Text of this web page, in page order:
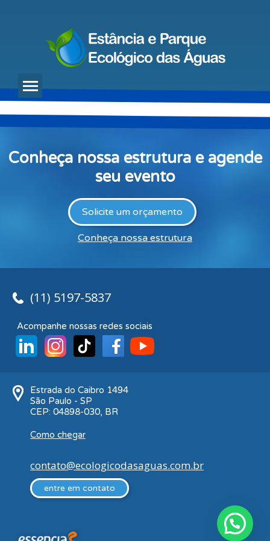
Conheça nossa estrutura e agende
seu evento
Solicite um orçamento
Conheça nossa estrutura
(11) 5197-5837
Acompanhe nossas redes sociais
Estrada do Caibro 1494
São Paulo - SP
CEP: 04898-030, BR
Como chegar
contato@ecologicodasaguas.com.br
entre em contato